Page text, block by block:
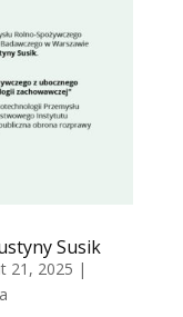
Susik
21, 2025 |